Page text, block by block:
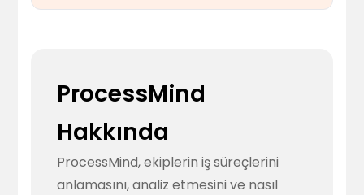
ProcessMind
Hakkında
ProcessMind, ekiplerin iş süreçlerini
anlamasını, analiz etmesini ve nasıl